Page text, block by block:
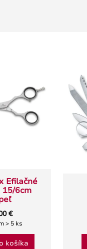
Efilačné
15/6cm
€
> 5 ks
košíka